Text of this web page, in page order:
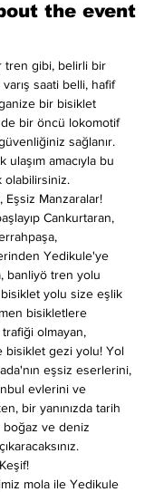
the event
tren gibi, belirli bir
saati belli, hafif
bir bisiklet
bir öncü lokomotif
sağlanır.
amacıyla bu
olabilirsiniz.
Eşsiz Manzaralar!
Cankurtaran,
Yedikule'ye
banliyö tren yolu
bisiklet yolu size eşlik
bisikletlere
trafiği olmayan,
bisiklet gezi yolu! Yol
eşsiz eserlerini,
evlerini ve
bir yanınızda tarih
boğaz ve deniz
mola ile Yedikule